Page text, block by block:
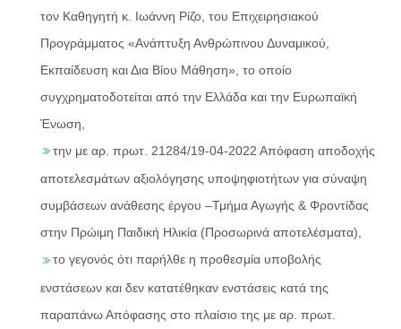
τον Καθηγητή κ. Ιωάννη Ρίζο, του Επιχειρησιακού
Προγράμματος «Ανάπτυξη Ανθρώπινου Δυναμικού,
Εκπαίδευση και Δια Βίου Μάθηση», το οποίο
συγχρηματοδοτείται από την Ελλάδα και την Ευρωπαϊκή
Ένωση,
την με αρ. πρωτ. 21284/19-04-2022 Απόφαση αποδοχής
αποτελεσμάτων αξιολόγησης υποψηφιοτήτων για σύναψη
συμβάσεων ανάθεσης έργου –Τμήμα Αγωγής & Φροντίδας
στην Πρώιμη Παιδική Ηλικία (Προσωρινά αποτελέσματα),
το γεγονός ότι παρήλθε η προθεσμία υποβολής
ενστάσεων και δεν κατατέθηκαν ενστάσεις κατά της
παραπάνω Απόφασης στο πλαίσιο της με αρ. πρωτ.